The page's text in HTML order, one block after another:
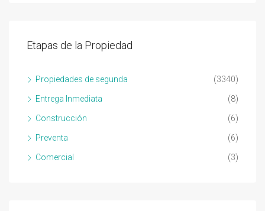
Etapas de la Propiedad
Propiedades de segunda (3340)
Entrega Inmediata (8)
Construcción (6)
Preventa (6)
Comercial (3)